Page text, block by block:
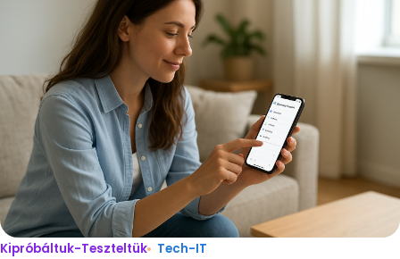
Kipróbáltuk-Teszteltük Tech-IT